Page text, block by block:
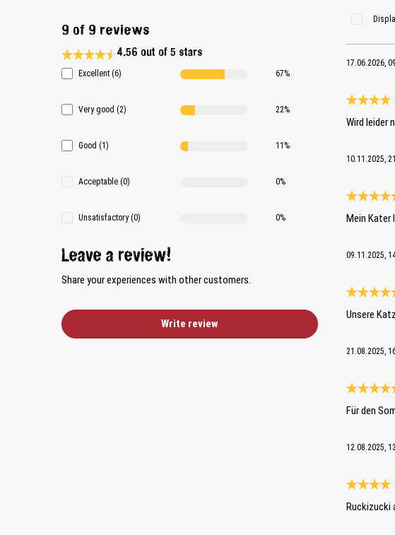
9 of 9 reviews
Average rating 4.5 of 5 Stars
4.56 out of 5 stars
Excellent (6) 67%
Very good (2) 22%
Good (1) 11%
Acceptable (0) 0%
Unsatisfactory (0) 0%
Leave a review!
Share your experiences with other customers.
Write review
17.06.2026,
Wird leider
10.11.2025,
Mein Kater
09.11.2025,
Unsere
21.08.2025,
Für den
12.08.2025,
Ruckizucki